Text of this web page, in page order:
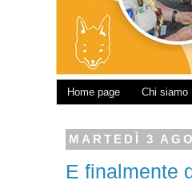
Home page Chi siamo
MARTEDÌ 3
E finalmente